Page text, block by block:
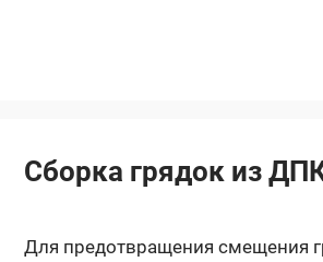
Сборка грядок из
Для предотвращения смещения